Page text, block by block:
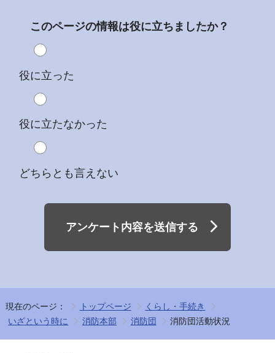
このページの情報は役に立ちましたか？
役に立った
役に立たなかった
どちらとも言えない
アンケート内容を送信する
現在のページ： トップページ
くらし・手続き
いざという時に
消防本部 消防団 消防団活動状況